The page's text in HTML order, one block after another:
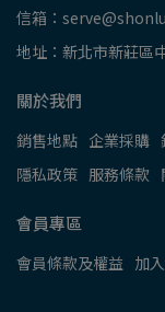
信箱：
地址：新北市新莊區
關於我們
銷售地點 企業採購
隱私政策 服務條款
會員專區
會員條款及權益 加